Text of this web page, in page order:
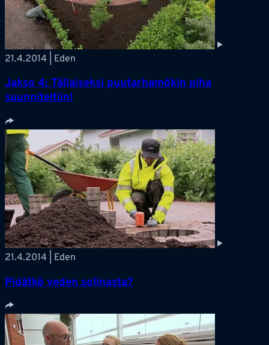
21.4.2014 | Eden
Jakso 4: Tällaiseksi puutarhamökin piha
suunniteltiin!
21.4.2014 | Eden
Pidätkö veden solinasta?